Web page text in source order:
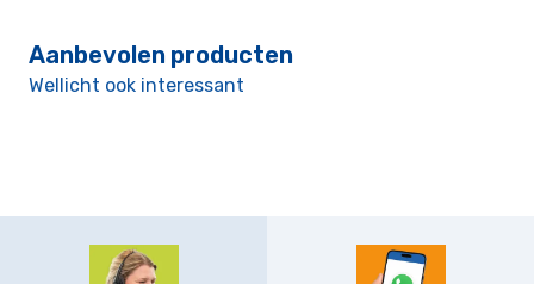
Aanbevolen producten
Wellicht ook interessant